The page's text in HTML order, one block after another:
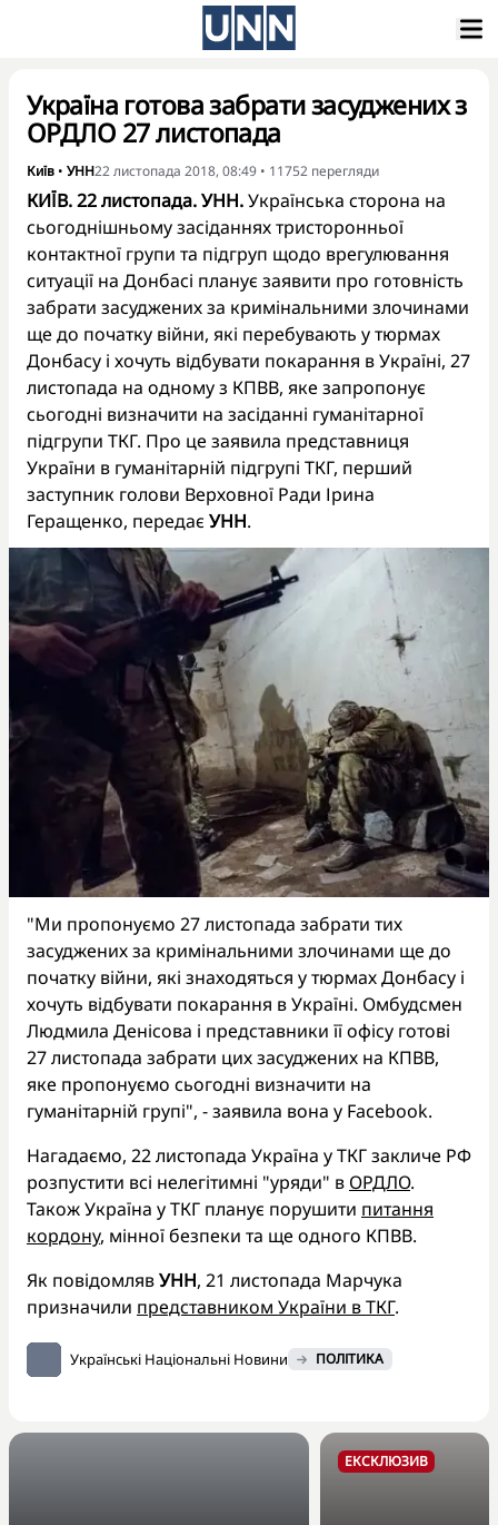
Україна готова забрати засуджених з
ОРДЛО 27 листопада
Київ • УНН22 листопада 2018, 08:49 • 11752 перегляди
КИЇВ. 22 листопада. УНН.Українська сторона на
сьогоднішньому засіданнях тристоронньої
контактної групи та підгруп щодо врегулювання
ситуації на Донбасі планує заявити про готовність
забрати засуджених за кримінальними злочинами
ще до початку війни, які перебувають у тюрмах
Донбасу і хочуть відбувати покарання в Україні, 27
листопада на одному з КПВВ, яке запропонує
сьогодні визначити на засіданні гуманітарної
підгрупи ТКГ. Про це заявила представниця
України в гуманітарній підгрупі ТКГ, перший
заступник голови Верховної Ради Ірина
Геращенко, передає УНН.
"Ми пропонуємо 27 листопада забрати тих
засуджених за кримінальними злочинами ще до
початку війни, які знаходяться у тюрмах Донбасу і
хочуть відбувати покарання в Україні. Омбудсмен
Людмила Денісова і представники її офісу готові
27 листопада забрати цих засуджених на КПВВ,
яке пропонуємо сьогодні визначити на
гуманітарній групі", - заявила вона у Facebook.
Нагадаємо, 22 листопада Україна у ТКГ закличе РФ
розпустити всі нелегітимні "уряди" в ОРДЛО.
Також Україна у ТКГ планує порушити питання
кордону, мінної безпеки та ще одного КПВВ.
Як повідомлявУНН, 21 листопада Марчука
призначили представником України в ТКГ.
Українські Національні Новини ПОЛІТИКА
ЕКСКЛЮЗИВ